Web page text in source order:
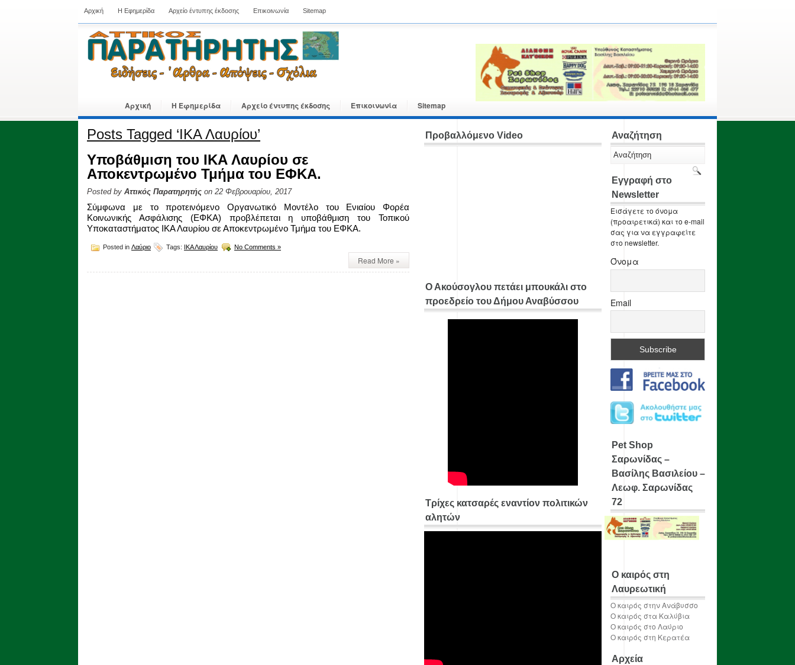
Αρχική Η Εφημερίδα Αρχείο έντυπης έκδοσης Επικοινωνία Sitemap
Αρχική Η Εφημερίδα Αρχείο έντυπης έκδοσης Επικοινωνία Sitemap
Posts Tagged ‘ΙΚΑ Λαυρίου’
Υποβάθμιση του ΙΚΑ Λαυρίου σε
Αποκεντρωμένο Τμήμα του ΕΦΚΑ.
Posted by Αττικός Παρατηρητής on 22 Φεβρουαρίου, 2017
Σύμφωνα με το προτεινόμενο Οργανωτικό Μοντέλο του Ενιαίου Φορέα
Κοινωνικής Ασφάλισης (ΕΦΚΑ) προβλέπεται η υποβάθμιση του Τοπικού
Υποκαταστήματος ΙΚΑ Λαυρίου σε Αποκεντρωμένο Τμήμα του ΕΦΚΑ.
Posted in Λαύριο Tags: ΙΚΑ Λαυρίου No Comments »
Read More »
Προβαλλόμενο Video
Ο Ακούσογλου πετάει μπουκάλι στο
προεδρείο του Δήμου Αναβύσσου
Τρίχες κατσαρές εναντίον πολιτικών
αλητών
Αναζήτηση
Εγγραφή στο
Newsletter
Εισάγετε το όνομα
(προαιρετικά) και το e-mail
σας για να εγγραφείτε
στο newsletter.
Όνομα
Email
Pet Shop
Σαρωνίδας –
Βασίλης Βασιλείου –
Λεωφ. Σαρωνίδας
72
Ο καιρός στη
Λαυρεωτική
Ο καιρός στην Ανάβυσσο
Ο καιρός στα Καλύβια
Ο καιρός στο Λαύριο
Ο καιρός στη Κερατέα
Αρχεία